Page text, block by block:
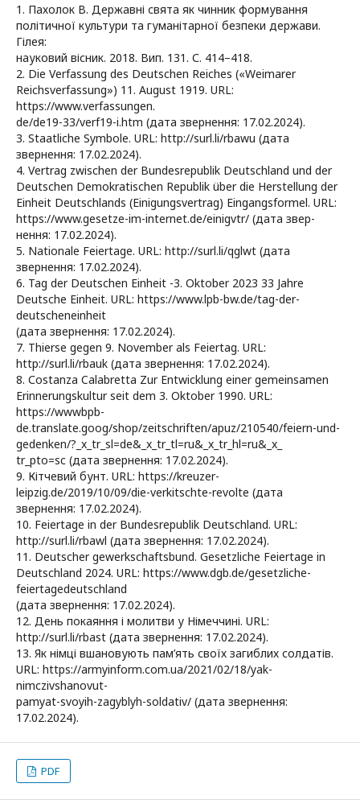
1. Пахолок В. Державні свята як чинник формування
політичної культури та гуманітарної безпеки держави.
Гілея:
науковий вісник. 2018. Вип. 131. С. 414–418.
2. Die Verfassung des Deutschen Reiches («Weimarer
Reichsverfassung») 11. August 1919. URL:
https://www.verfassungen.
de/de19-33/verf19-i.htm (дата звернення: 17.02.2024).
3. Staatliche Symbole. URL: http://surl.li/rbawu (дата
звернення: 17.02.2024).
4. Vertrag zwischen der Bundesrepublik Deutschland und der
Deutschen Demokratischen Republik über die Herstellung der
Einheit Deutschlands (Einigungsvertrag) Eingangsformel. URL:
https://www.gesetze-im-internet.de/einigvtr/ (дата звер-
нення: 17.02.2024).
5. Nationale Feiertage. URL: http://surl.li/qglwt (дата
звернення: 17.02.2024).
6. Tag der Deutschen Einheit -3. Oktober 2023 33 Jahre
Deutsche Einheit. URL: https://www.lpb-bw.de/tag-der-
deutscheneinheit
(дата звернення: 17.02.2024).
7. Thierse gegen 9. November als Feiertag. URL:
http://surl.li/rbauk (дата звернення: 17.02.2024).
8. Сostanza Calabretta Zur Entwicklung einer gemeinsamen
Erinnerungskultur seit dem 3. Oktober 1990. URL:
https://wwwbpb-
de.translate.goog/shop/zeitschriften/apuz/210540/feiern-und-
gedenken/?_x_tr_sl=de&_x_tr_tl=ru&_x_tr_hl=ru&_x_
tr_pto=sc (дата звернення: 17.02.2024).
9. Кітчевий бунт. URL: https://kreuzer-
leipzig.de/2019/10/09/die-verkitschte-revolte (дата
звернення: 17.02.2024).
10. Feiertage in der Bundesrepublik Deutschland. URL:
http://surl.li/rbawl (дата звернення: 17.02.2024).
11. Deutscher gewerkschaftsbund. Gesetzliche Feiertage in
Deutschland 2024. URL: https://www.dgb.de/gesetzliche-
feiertagedeutschland
(дата звернення: 17.02.2024).
12. День покаяння і молитви у Німеччині. URL:
http://surl.li/rbast (дата звернення: 17.02.2024).
13. Як німці вшановують пам’ять своїх загиблих солдатів.
URL: https://armyinform.com.ua/2021/02/18/yak-
nimczivshanovut-
pamyat-svoyih-zagyblyh-soldativ/ (дата звернення:
17.02.2024).
PDF